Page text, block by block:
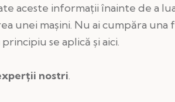
aceste informații înainte de a
unei mașini. Nu ai cumpăra
se aplică și aici.
nostri.